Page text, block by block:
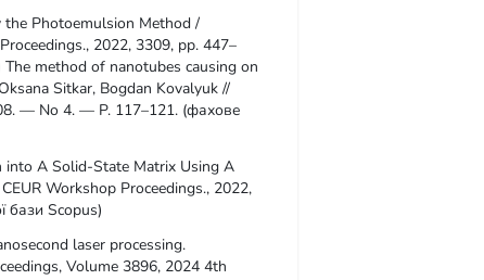
Photoemulsion Method /
2022, 3309, pp. 447–
method of nanotubes causing on
Sitkar, Bogdan Kovalyuk //
— No 4. — P. 117–121. (фахове
into A Solid-State Matrix Using A
Workshop Proceedings., 2022,
бази Scopus)
laser processing.
Volume 3896, 2024 4th